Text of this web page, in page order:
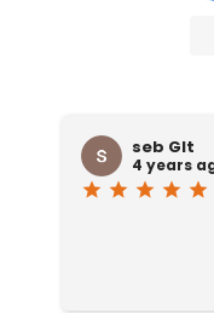
seb Glt
4 years
star star star star star